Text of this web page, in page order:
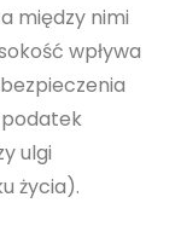
między nimi
wpływa
podatek
ulgi
życia).